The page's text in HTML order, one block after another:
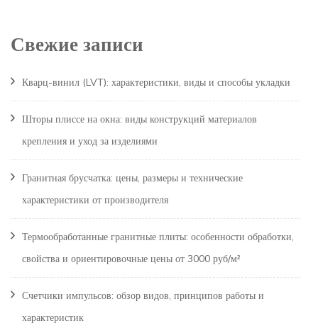
Свежие записи
Кварц-винил (LVT): характеристики, виды и способы укладки
Шторы плиссе на окна: виды конструкций материалов
крепления и уход за изделиями
Гранитная брусчатка: цены, размеры и технические
характеристики от производителя
Термообработанные гранитные плиты: особенности обработки,
свойства и ориентировочные цены от 3000 руб/м²
Счетчики импульсов: обзор видов, принципов работы и
характеристик